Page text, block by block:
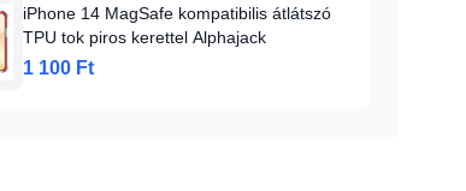
iPhone 14 MagSafe kompatibilis átlátszó
TPU tok piros kerettel Alphajack
1 100 Ft